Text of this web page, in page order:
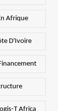
Afrique
D'Ivoire
T Africa